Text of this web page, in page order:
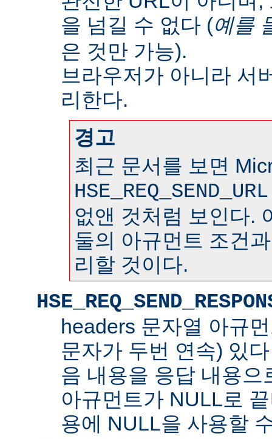
을 넘길 수 없다 (예를
은 것만 가능).
브라우저가 아니라 서
리한다.
경고
최근 문서를 보면
HSE_REQ_SEND_URL
없앤 것처럼 보인다.
둘의 아규먼트 조건
리할 것이다.
headers 문자열 아규
문자가 두번 연속) 있
음 내용을 응답 내용
아규먼트가 NULL로
용에 NULL을 사용할